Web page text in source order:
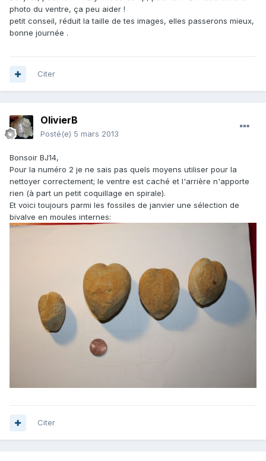
photo du ventre, ça peu aider !
petit conseil, réduit la taille de tes images, elles passerons mieux,
bonne journée .
Citer
OlivierB
Posté(e) 5 mars 2013
Bonsoir BJ14,
Pour la numéro 2 je ne sais pas quels moyens utiliser pour la
nettoyer correctement; le ventre est caché et l'arrière n'apporte
rien (à part un petit coquillage en spirale).
Et voici toujours parmi les fossiles de janvier une sélection de
bivalve en moules internes:
Citer